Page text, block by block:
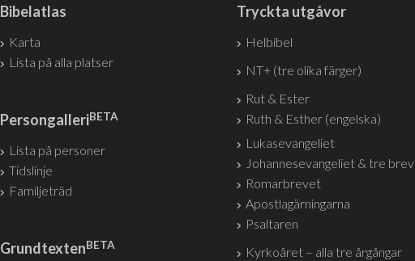
Bibelatlas
Karta
Lista på alla platser
PersongalleriBETA
Lista på personer
Tidslinje
Familjeträd
GrundtextenBETA
Tryckta utgåvor
Helbibel
NT+ (tre olika färger)
Rut & Ester
Ruth & Esther (engelska)
Lukasevangeliet
Johannesevangeliet & tre brev
Romarbrevet
Apostlagärningarna
Psaltaren
Kyrkoåret – alla tre årgångar